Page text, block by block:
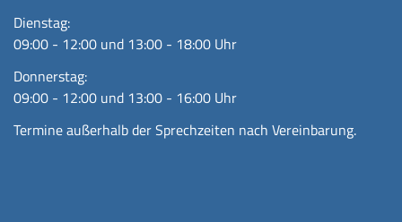
Dienstag:
09:00 - 12:00 und 13:00 - 18:00 Uhr
Donnerstag:
09:00 - 12:00 und 13:00 - 16:00 Uhr
Termine außerhalb der Sprechzeiten nach Vereinbarung.